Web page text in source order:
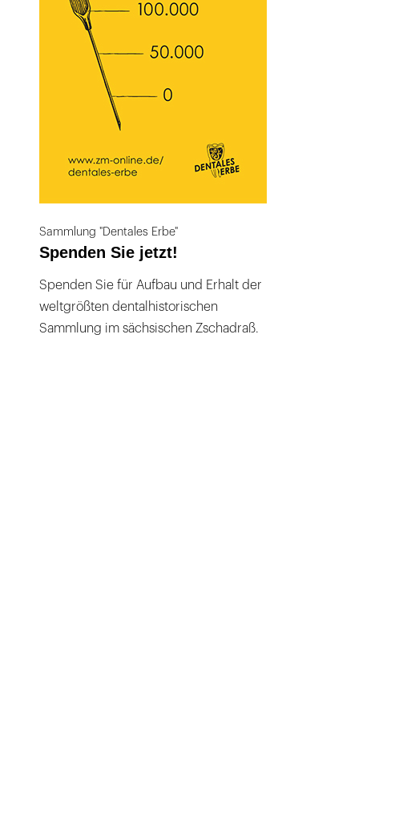
Sammlung "Dentales Erbe"
Spenden Sie jetzt!
Spenden Sie für Aufbau und Erhalt der
weltgrößten dentalhistorischen
Sammlung im sächsischen Zschadraß.